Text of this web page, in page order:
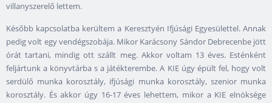
villanyszerelő lettem.
Később kapcsolatba kerültem a Keresztyén Ifjúsági Egyesülettel. Annak
pedig volt egy vendégszobája. Mikor Karácsony Sándor Debrecenbe jött
órát tartani, mindig ott szállt meg. Akkor voltam 13 éves. Esténként
feljártunk a könyvtárba s a játékterembe. A KIE úgy épült fel, hogy volt
serdülő munka korosztály, ifjúsági munka korosztály, szenior munka
korosztály. És akkor úgy 16-17 éves lehettem, mikor a KIE elnöksége